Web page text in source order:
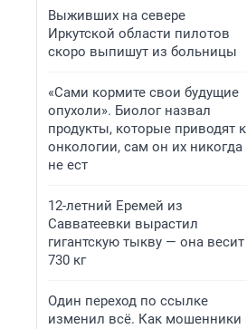
Выживших на севере
Иркутской области пилотов
скоро выпишут из больницы
«Сами кормите свои будущие
опухоли». Биолог назвал
продукты, которые приводят к
онкологии, сам он их никогда
не ест
12-летний Еремей из
Савватеевки вырастил
гигантскую тыкву — она весит
730 кг
Один переход по ссылке
изменил всё. Как мошенники